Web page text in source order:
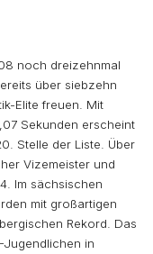
noch dreizehnmal
über siebzehn
Elite freuen. Mit
Sekunden erscheint
Stelle der Liste. Über
Vizemeister und
Im sächsischen
mit großartigen
Rekord. Das
in